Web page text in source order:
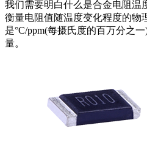
我们需要明白什么是合金电阻温
衡量电阻值随温度变化程度的物
是°C/ppm(每摄氏度的百万分之
量。